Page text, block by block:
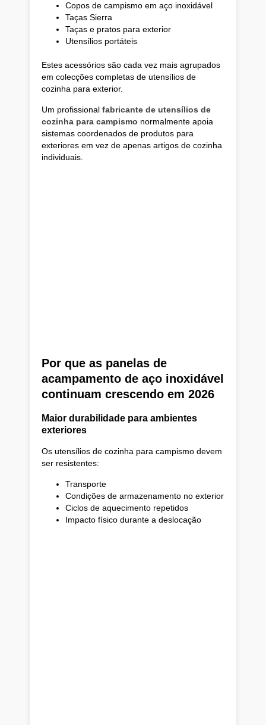
Copos de campismo em aço inoxidável
Taças Sierra
Taças e pratos para exterior
Utensílios portáteis
Estes acessórios são cada vez mais agrupados
em colecções completas de utensílios de
cozinha para exterior.
Um profissional fabricante de utensílios de
cozinha para campismo normalmente apoia
sistemas coordenados de produtos para
exteriores em vez de apenas artigos de cozinha
individuais.
Por que as panelas de
acampamento de aço inoxidável
continuam crescendo em 2026
Maior durabilidade para ambientes
exteriores
Os utensílios de cozinha para campismo devem
ser resistentes:
Transporte
Condições de armazenamento no exterior
Ciclos de aquecimento repetidos
Impacto físico durante a deslocação